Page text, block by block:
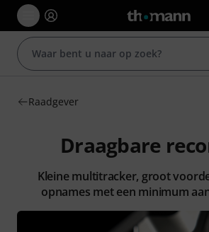
Raadgever
Draagbare
Kleine multitracker, groot
opnames met een minimum